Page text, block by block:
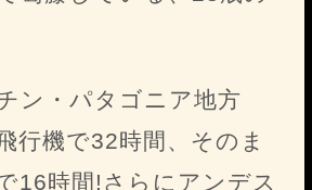
ン・パタゴニア地方
行機で32時間、そのま
16時間!さらにアンデス